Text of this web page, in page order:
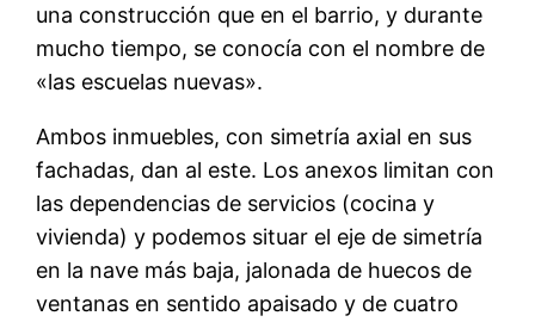
una construcción que en el barrio, y durante
mucho tiempo, se conocía con el nombre de
«las escuelas nuevas».
Ambos inmuebles, con simetría axial en sus
fachadas, dan al este. Los anexos limitan con
las dependencias de servicios (cocina y
vivienda) y podemos situar el eje de simetría
en la nave más baja, jalonada de huecos de
ventanas en sentido apaisado y de cuatro